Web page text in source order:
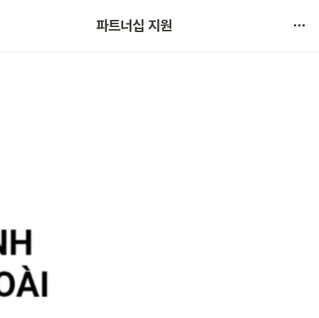
파트너십 지원
서비스 불만 사항 제보